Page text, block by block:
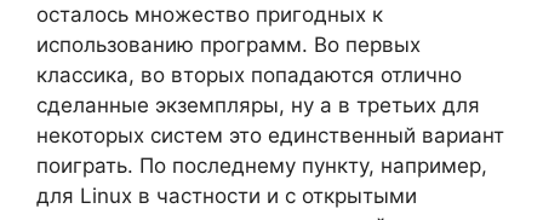
осталось множество пригодных к
использованию программ. Во первых
классика, во вторых попадаются отлично
сделанные экземпляры, ну а в третьих для
некоторых систем это единственный вариант
поиграть. По последнему пункту, например,
для Linux в частности и с открытыми